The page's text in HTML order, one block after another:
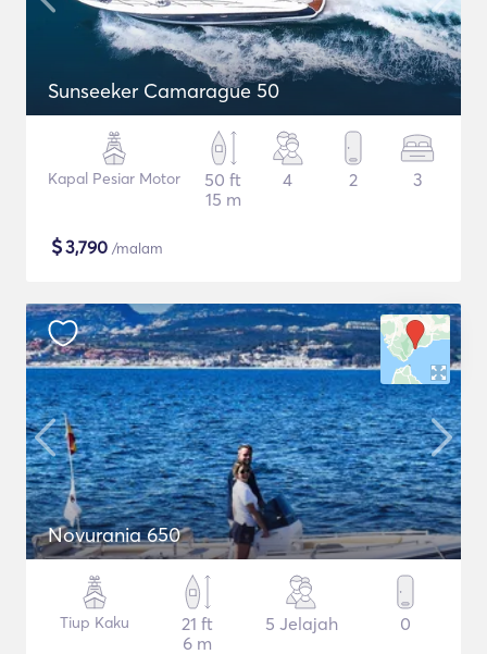
Sunseeker Camarague 50
Kapal Pesiar Motor
50 ft
15 m
4 2 3
$3,790 /malam
Novurania 650
Tiup Kaku
21 ft
6 m
5 Jelajah 0